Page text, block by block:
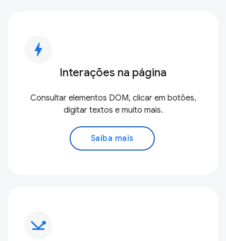
bolt
Interações na página
Consultar elementos DOM, clicar em botões,
digitar textos e muito mais.
Saiba mais
network_ping